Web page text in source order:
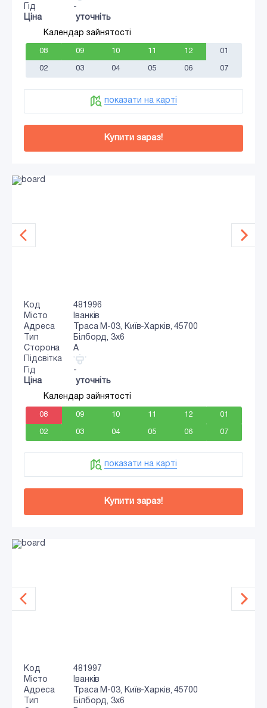
Гід
-
Ціна
уточніть
Календар зайнятості
08 09 10 11 12 01
02 03 04 05 06 07
показати на карті
Купити зараз!
Код
481996
Місто
Іванків
Адреса
Траса M-03, Київ-Харків, 45700
Тип
Білборд, 3x6
Сторона
A
Підсвітка
Гід
-
Ціна
уточніть
Календар зайнятості
08 09 10 11 12 01
02 03 04 05 06 07
показати на карті
Купити зараз!
Код
481997
Місто
Іванків
Адреса
Траса M-03, Київ-Харків, 45700
Тип
Білборд, 3x6